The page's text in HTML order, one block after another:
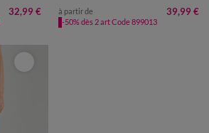
32,99 € à partir de 39,99 €
-50% dès 2 art Code 899013